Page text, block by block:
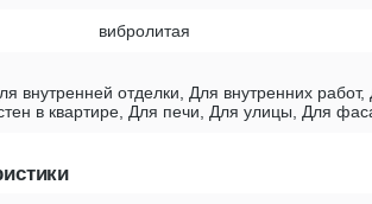
вибролитая
внутренней отделки, Для внутренних
в квартире, Для печи, Для улицы, Для